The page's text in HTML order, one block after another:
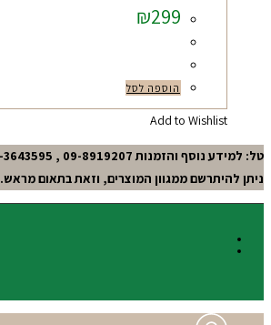
₪299
הוספה לסל
Add to Wishlist
טל: למידע נוסף והזמנות 09-8919207 , 050-3643595 חיה. מושב חרות,גוש תל-מונד.
ניתן להיתרשם ממגוון המוצרים, וזאת בתאום מראש.